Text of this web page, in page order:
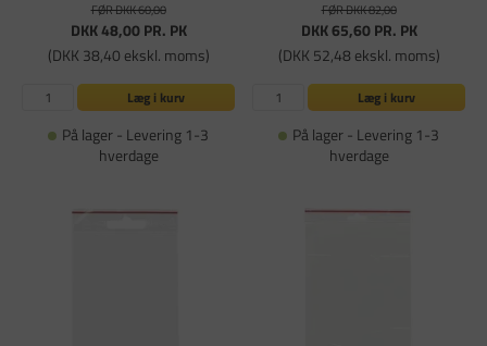
FØR DKK 60,00
DKK 48,00PR. PK
(DKK 38,40 ekskl. moms)
Læg i kurv
På lager - Levering 1-3
hverdage
FØR DKK 82,00
DKK 65,60PR. PK
(DKK 52,48 ekskl. moms)
Læg i kurv
På lager - Levering 1-3
hverdage